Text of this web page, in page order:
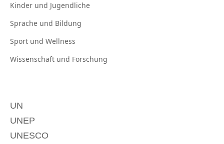
Kinder und Jugendliche
Sprache und Bildung
Sport und Wellness
Wissenschaft und Forschung
UN
UNEP
UNESCO